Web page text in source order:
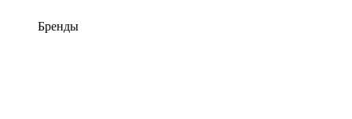
Бренды